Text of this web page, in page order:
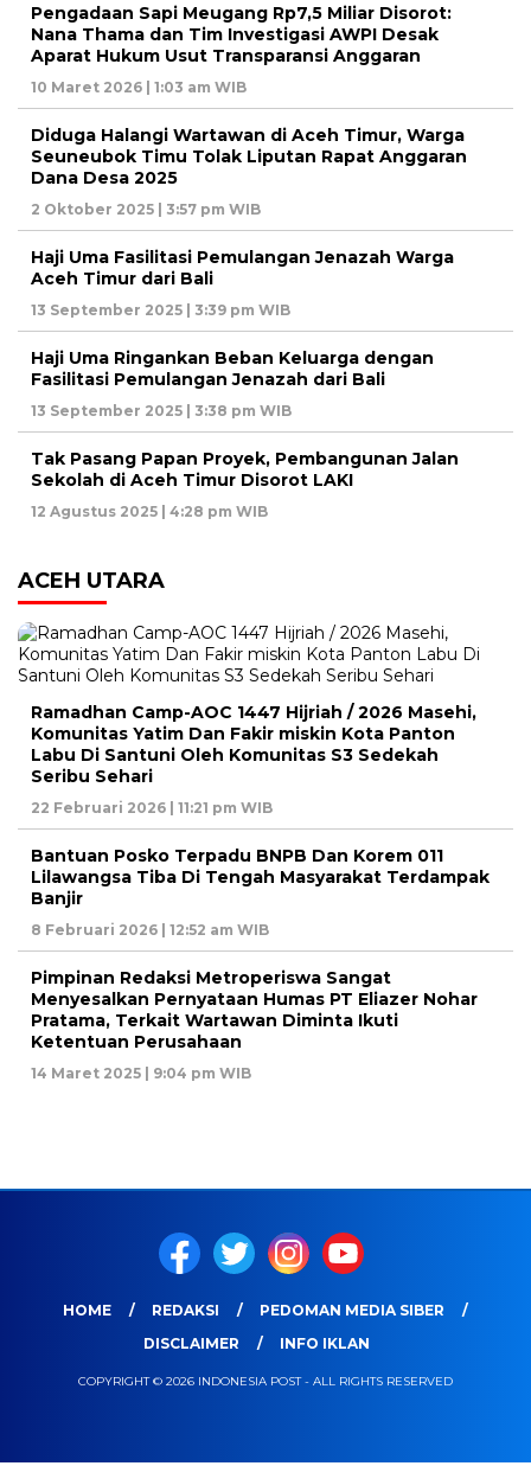
Pengadaan Sapi Meugang Rp7,5 Miliar Disorot:
Nana Thama dan Tim Investigasi AWPI Desak
Aparat Hukum Usut Transparansi Anggaran
10 Maret 2026 | 1:03 am WIB
Diduga Halangi Wartawan di Aceh Timur, Warga
Seuneubok Timu Tolak Liputan Rapat Anggaran
Dana Desa 2025
2 Oktober 2025 | 3:57 pm WIB
Haji Uma Fasilitasi Pemulangan Jenazah Warga
Aceh Timur dari Bali
13 September 2025 | 3:39 pm WIB
Haji Uma Ringankan Beban Keluarga dengan
Fasilitasi Pemulangan Jenazah dari Bali
13 September 2025 | 3:38 pm WIB
Tak Pasang Papan Proyek, Pembangunan Jalan
Sekolah di Aceh Timur Disorot LAKI
12 Agustus 2025 | 4:28 pm WIB
ACEH UTARA
Ramadhan Camp-AOC 1447 Hijriah / 2026 Masehi,
Komunitas Yatim Dan Fakir miskin Kota Panton
Labu Di Santuni Oleh Komunitas S3 Sedekah
Seribu Sehari
22 Februari 2026 | 11:21 pm WIB
Bantuan Posko Terpadu BNPB Dan Korem 011
Lilawangsa Tiba Di Tengah Masyarakat Terdampak
Banjir
8 Februari 2026 | 12:52 am WIB
Pimpinan Redaksi Metroperiswa Sangat
Menyesalkan Pernyataan Humas PT Eliazer Nohar
Pratama, Terkait Wartawan Diminta Ikuti
Ketentuan Perusahaan
14 Maret 2025 | 9:04 pm WIB
HOME REDAKSI
PEDOMAN MEDIA SIBER
DISCLAIMER
INFO IKLAN
COPYRIGHT © 2026 INDONESIA POST - ALL RIGHTS RESERVED